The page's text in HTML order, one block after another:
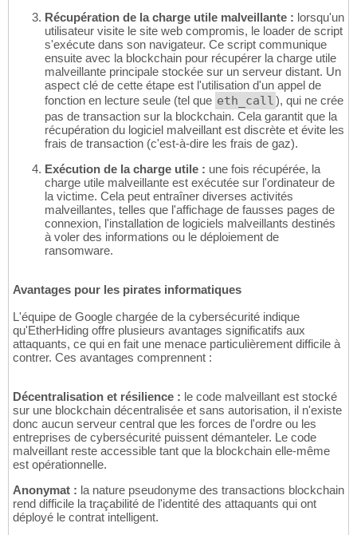
Récupération de la charge utile malveillante : lorsqu'un
utilisateur visite le site web compromis, le loader de script
s'exécute dans son navigateur. Ce script communique
ensuite avec la blockchain pour récupérer la charge utile
malveillante principale stockée sur un serveur distant. Un
aspect clé de cette étape est l'utilisation d'un appel de
fonction en lecture seule (tel que eth_call), qui ne crée
pas de transaction sur la blockchain. Cela garantit que la
récupération du logiciel malveillant est discrète et évite les
frais de transaction (c'est-à-dire les frais de gaz).
Exécution de la charge utile : une fois récupérée, la
charge utile malveillante est exécutée sur l'ordinateur de
la victime. Cela peut entraîner diverses activités
malveillantes, telles que l'affichage de fausses pages de
connexion, l'installation de logiciels malveillants destinés
à voler des informations ou le déploiement de
ransomware.
Avantages pour les pirates informatiques
L'équipe de Google chargée de la cybersécurité indique
qu'EtherHiding offre plusieurs avantages significatifs aux
attaquants, ce qui en fait une menace particulièrement difficile à
contrer. Ces avantages comprennent :
Décentralisation et résilience : le code malveillant est stocké
sur une blockchain décentralisée et sans autorisation, il n'existe
donc aucun serveur central que les forces de l'ordre ou les
entreprises de cybersécurité puissent démanteler. Le code
malveillant reste accessible tant que la blockchain elle-même
est opérationnelle.
Anonymat : la nature pseudonyme des transactions blockchain
rend difficile la traçabilité de l'identité des attaquants qui ont
déployé le contrat intelligent.